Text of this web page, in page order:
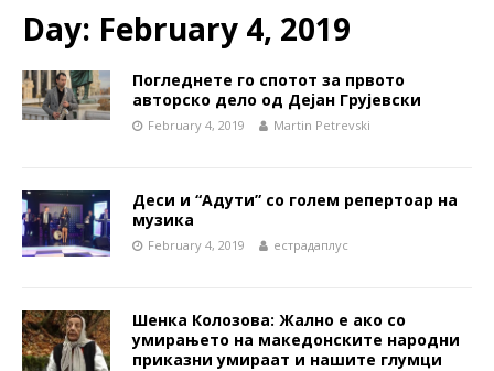
Day: February 4, 2019
Погледнете го спотот за првото
авторско дело од Дејан Грујевски
February 4, 2019 Martin Petrevski
Деси и “Адути” со голем репертоар на
музика
February 4, 2019 естрадаплус
Шенка Колозова: Жално е ако со
умирањето на македонските народни
приказни умираат и нашите глумци